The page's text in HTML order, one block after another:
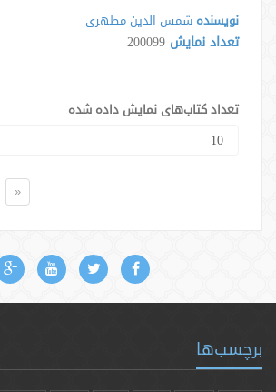
نویسنده شمس الدین مطهری
تعداد نمایش 200099
تعداد کتاب‌های نمایش داده شده
«
برچسب‌ها